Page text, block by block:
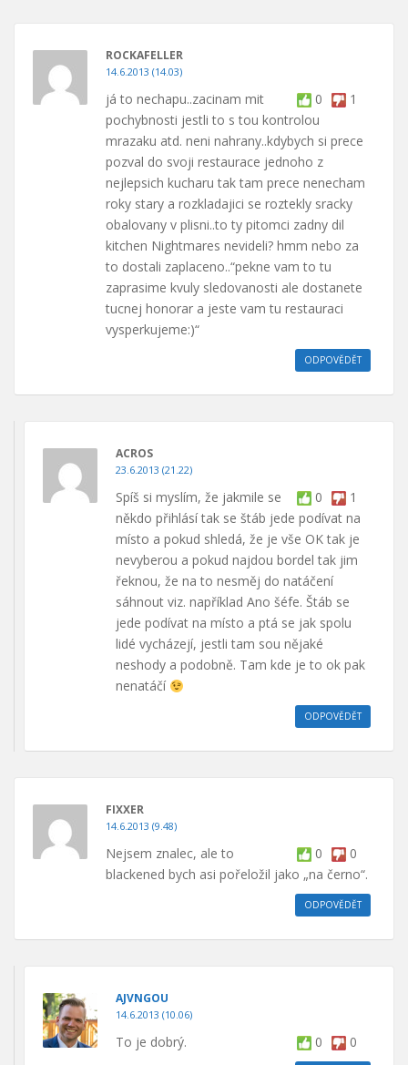
ROCKAFELLER
14.6.2013 (14.03)
0 1
já to nechapu..zacinam mit
pochybnosti jestli to s tou kontrolou
mrazaku atd. neni nahrany..kdybych si prece
pozval do svoji restaurace jednoho z
nejlepsich kucharu tak tam prece nenecham
roky stary a rozkladajici se roztekly sracky
obalovany v plisni..to ty pitomci zadny dil
kitchen Nightmares nevideli? hmm nebo za
to dostali zaplaceno..“pekne vam to tu
zaprasime kvuly sledovanosti ale dostanete
tucnej honorar a jeste vam tu restauraci
vysperkujeme:)“
ODPOVĚDĚT
ACROS
23.6.2013 (21.22)
0 1
Spíš si myslím, že jakmile se
někdo přihlásí tak se štáb jede podívat na
místo a pokud shledá, že je vše OK tak je
nevyberou a pokud najdou bordel tak jim
řeknou, že na to nesměj do natáčení
sáhnout viz. například Ano šéfe. Štáb se
jede podívat na místo a ptá se jak spolu
lidé vycházejí, jestli tam sou nějaké
neshody a podobně. Tam kde je to ok pak
nenatáčí
ODPOVĚDĚT
FIXXER
14.6.2013 (9.48)
0 0
Nejsem znalec, ale to
blackened bych asi pořeložil jako „na černo“.
ODPOVĚDĚT
AJVNGOU
14.6.2013 (10.06)
0 0
To je dobrý.